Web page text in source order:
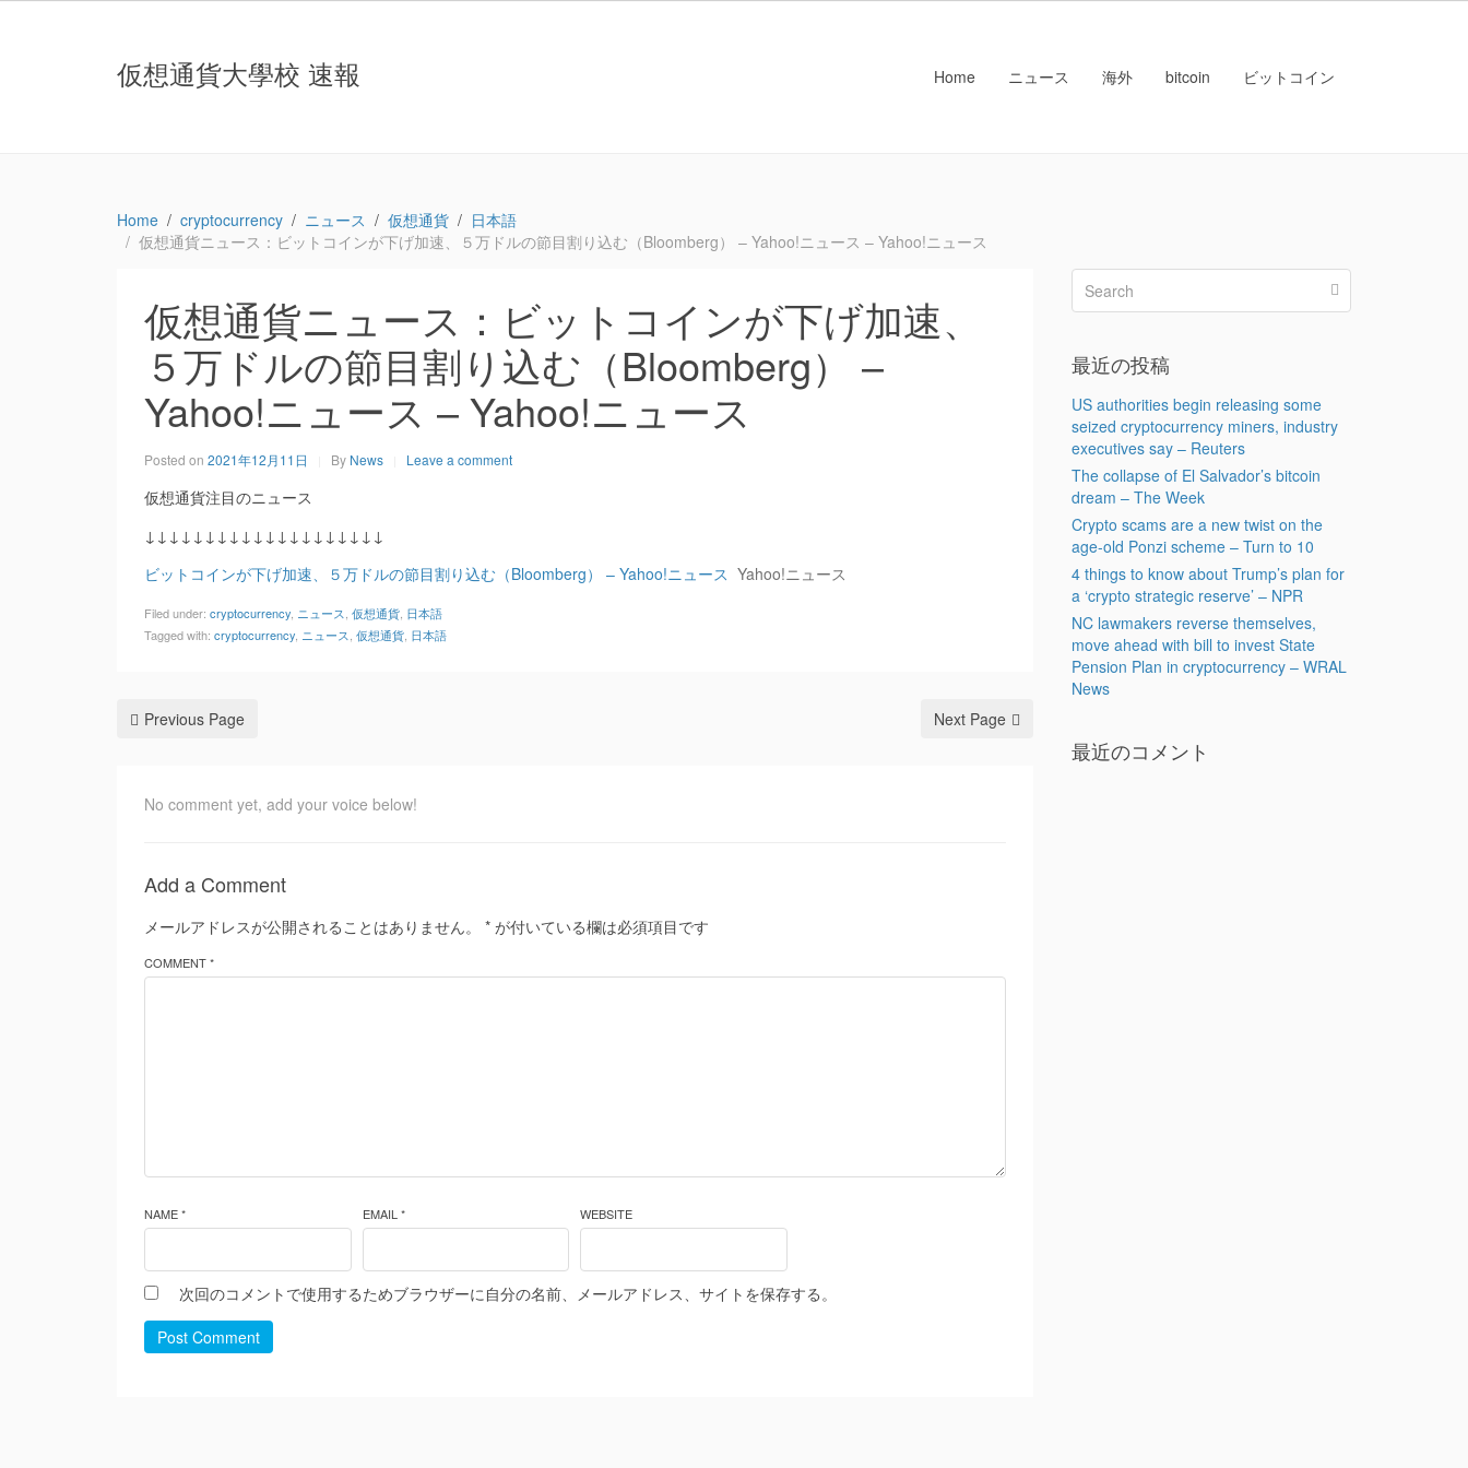
仮想通貨大學校 速報 Home ニュース 海外 bitcoin ビットコイン
Home cryptocurrency ニュース 仮想通貨
日本語
仮想通貨ニュース：ビットコインが下げ加速、５万ドルの節目割り込む（Bloomberg） – Yahoo!ニュース – Yahoo!ニュース
仮想通貨ニュース：ビットコインが下げ加速、
５万ドルの節目割り込む（Bloomberg） –
Yahoo!ニュース – Yahoo!ニュース
Posted on 2021年12月11日 By News Leave a comment
仮想通貨注目のニュース
↓↓↓↓↓↓↓↓↓↓↓↓↓↓↓↓↓↓↓↓
ビットコインが下げ加速、５万ドルの節目割り込む（Bloomberg） – Yahoo!ニュース Yahoo!ニュース
Filed under: cryptocurrency ニュース 仮想通貨 日本語
Tagged with: cryptocurrency ニュース 仮想通貨 日本語
Previous Page Next Page
No comment yet, add your voice below!
Add a Comment
メールアドレスが公開されることはありません。 * が付いている欄は必須項目です
COMMENT *
NAME * EMAIL * WEBSITE
次回のコメントで使用するためブラウザーに自分の名前、メールアドレス、サイトを保存する。
Post Comment
最近の投稿
US authorities begin releasing some
seized cryptocurrency miners, industry
executives say – Reuters
The collapse of El Salvador’s bitcoin
dream – The Week
Crypto scams are a new twist on the
age-old Ponzi scheme – Turn to 10
4 things to know about Trump’s plan for
a ‘crypto strategic reserve’ – NPR
NC lawmakers reverse themselves,
move ahead with bill to invest State
Pension Plan in cryptocurrency – WRAL
News
最近のコメント